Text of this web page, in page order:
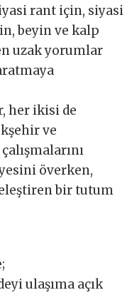
rant için, siyasi
beyin ve kalp
uzak yorumlar
her ikisi de
ve
överken,
bir tutum
ulaşıma açık